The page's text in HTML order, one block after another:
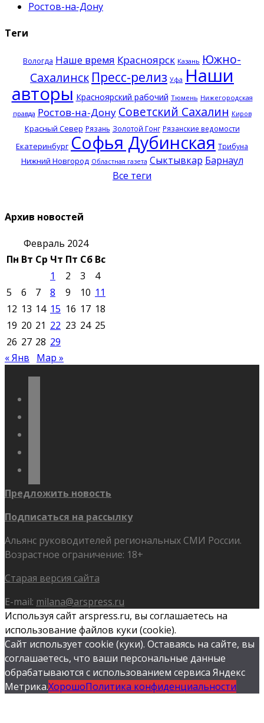
Ростов-на-Дону
Теги
Вологда Наше время Красноярск Казань Южно-
Сахалинск Пресс-релиз Уфа Наши
авторы Красноярский рабочий Тюмень Нижегородская
правда Ростов-на-Дону Советский Сахалин Киров
Красный Север Рязань Золотой Гонг Рязанские ведомости
Екатеринбург Софья Дубинская Трибуна
Нижний Новгород Областная газета Сыктывкар Барнаул
Все теги
Архив новостей
Февраль 2024
Пн Вт Ср Чт Пт Сб Вс
1
2 3
4
5
6 7 8 9 10 11
12 13 14 15 16 17 18
19 20 21 22 23 24 25
26 27 28 29
« Янв
Мар »
Предложить новость
Подписаться на рассылку
Альянс руководителей региональных СМИ России.
Возрастное ограничение: 18+
Старая версия сайта
E-mail: milana@arspress.ru
Используя сайт arspress.ru, вы соглашаетесь на
использование файлов куки (cookie).
Сайт использует cookie (куки). Оставаясь на сайте, вы
соглашаетесь, что ваши персональные данные
обрабатываются с использованием сервиса Яндекс
Метрика.ХорошоПолитика конфиденциальности